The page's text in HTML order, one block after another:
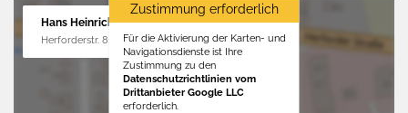
Hans Heinrichs GmbH
Herforderstr. 81, 32657 Lemgo
Zustimmung erforderlich
Für die Aktivierung der Karten- und
Navigationsdienste ist Ihre
Zustimmung zu den
Datenschutzrichtlinien vom
Drittanbieter Google LLC
erforderlich.